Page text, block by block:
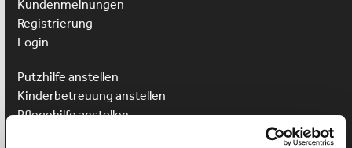
Kundenmeinungen
Registrierung
Login
Putzhilfe anstellen
Kinderbetreuung anstellen
Pflegehilfe anstellen